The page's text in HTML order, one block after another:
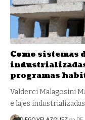
Como sistemas
programas
Valderci Malagosini
e lajes